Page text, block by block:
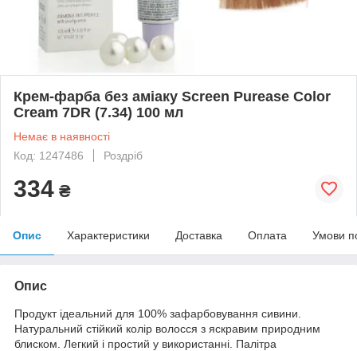
Крем-фарба без аміаку Screen Purease Color
Cream 7DR (7.34) 100 мл
Немає в наявності
Код: 1247486
Роздріб
334 ₴
Опис Характеристики Доставка Оплата Умови
Опис
Продукт ідеальний для 100% зафарбовування сивини.
Натуральний стійкий колір волосся з яскравим природним
блиском. Легкий і простий у використанні. Палітра